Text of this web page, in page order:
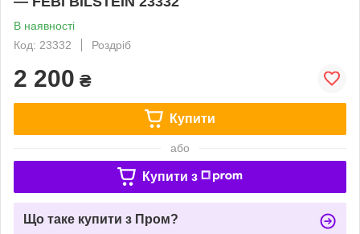
В наявності
Код: 23332
Роздріб
2 200 ₴
Купити
або
Купити з
Що таке купити з Пром?